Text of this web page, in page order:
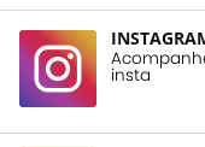
insta